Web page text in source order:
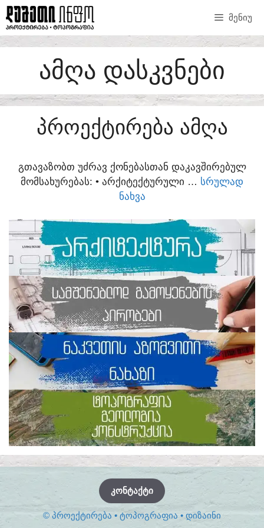
SKIP
TO
CONTENT
ᲛᲔᲜᲘᲣ
ᲐᲛᲦᲐ ᲓᲐᲡᲙᲕᲜᲔᲑᲘ
ᲞᲠᲝᲔᲥᲢᲘᲠᲔᲑᲐ ᲐᲛᲦᲐ
ᲒᲗᲐᲕᲐᲖᲝᲑᲗ ᲣᲫᲠᲐᲕ ᲥᲝᲜᲔᲑᲐᲡᲗᲐᲜ ᲓᲐᲙᲐᲕᲨᲘᲠᲔᲑᲣᲚ
ᲛᲝᲛᲡᲐᲮᲣᲠᲔᲑᲐᲡ:​ • ᲐᲠᲥᲘᲢᲔᲥᲢᲣᲠᲣᲚᲘ … ᲡᲠᲣᲚᲐᲓ
ᲜᲐᲮᲕᲐ
ᲙᲝᲜᲢᲐᲥᲢᲘ
© ᲞᲠᲝᲔᲥᲢᲘᲠᲔᲑᲐ • ᲢᲝᲞᲝᲒᲠᲐᲤᲘᲐ • ᲓᲘᲖᲐᲘᲜᲘ